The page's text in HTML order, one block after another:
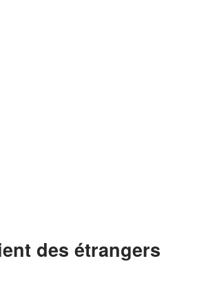
des étrangers